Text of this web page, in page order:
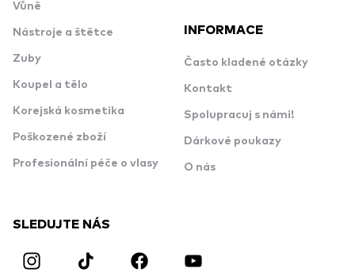
Vůně
Nástroje a štětce
Zuby
Koupel a tělo
Korejská kosmetika
Poškozené zboží
Profesionální péče o vlasy
INFORMACE
Často kladené otázky
Kontakt
Spolupracuj s námi!
Dárkové poukazy
O nás
SLEDUJTE NÁS